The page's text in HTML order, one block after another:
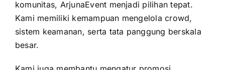
komunitas, ArjunaEvent menjadi pilihan tepat.
Kami memiliki kemampuan mengelola crowd,
sistem keamanan, serta tata panggung berskala
besar.